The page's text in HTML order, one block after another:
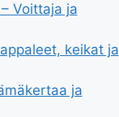
Voittaja ja
keikat ja
ja